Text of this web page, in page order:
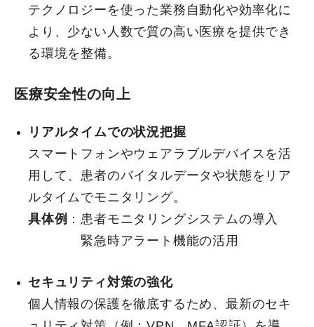
テクノロジーを使った業務自動化や効率化に
より、少ない人数で質の高い医療を提供でき
る環境を整備。
医療安全性の向上
リアルタイムでの状況把握
スマートフォンやウェアラブルデバイスを活
用して、患者のバイタルデータや状態をリア
ルタイムでモニタリング。
具体例 ：患者モニタリングシステムの導入
緊急時アラート機能の活用
セキュリティ対策の強化
個人情報の保護を徹底するため、最新のセキ